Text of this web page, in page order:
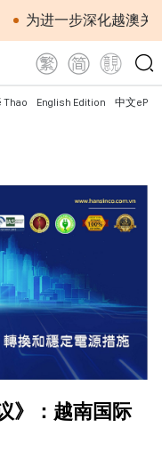
深化越澳关系注入新动
Thao English Edition 中文
》：越南国际